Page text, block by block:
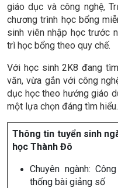
giáo dục và công nghệ,
chương trình học bổng
sinh viên nhập học trước
trì học bổng theo quy chế.
Với học sinh 2K8 đang
văn, vừa gắn với công
dục học theo hướng giáo
một lựa chọn đáng tìm hiểu.
Thông tin tuyển sinh
học Thành Đô
‎Chuyên ngành:
thống bài giảng số